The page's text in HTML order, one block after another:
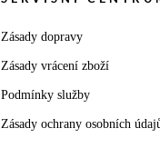
Zásady dopravy
Zásady vrácení zboží
Podmínky služby
Zásady ochrany osobních